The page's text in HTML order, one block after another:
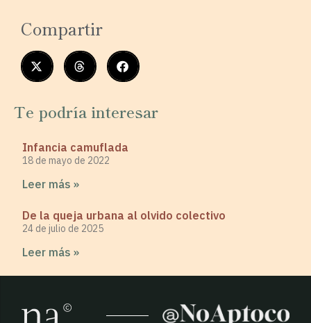
Compartir
Te podría interesar
Infancia camuflada
18 de mayo de 2022
Leer más »
De la queja urbana al olvido colectivo
24 de julio de 2025
Leer más »